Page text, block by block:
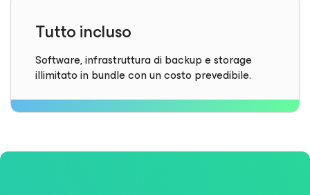
Tutto incluso
Software, infrastruttura di backup e storage
illimitato in bundle con un costo prevedibile.